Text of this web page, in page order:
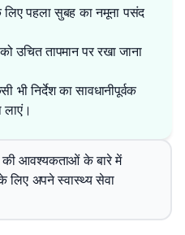
पहला सुबह का नमूना पसंद
उचित तापमान पर रखा जाना
भी निर्देश का सावधानीपूर्वक
की आवश्यकताओं के बारे में
के लिए अपने स्वास्थ्य सेवा